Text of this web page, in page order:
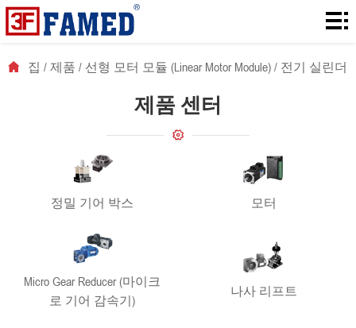
집
집 / 제품 / 선형 모터 모듈 (Linear Motor Module)/ 전기 실린더
제품 센터
정밀 기어 박스 모터
Micro Gear Reducer (마이크
로 기어 감속기)
나사 리프트